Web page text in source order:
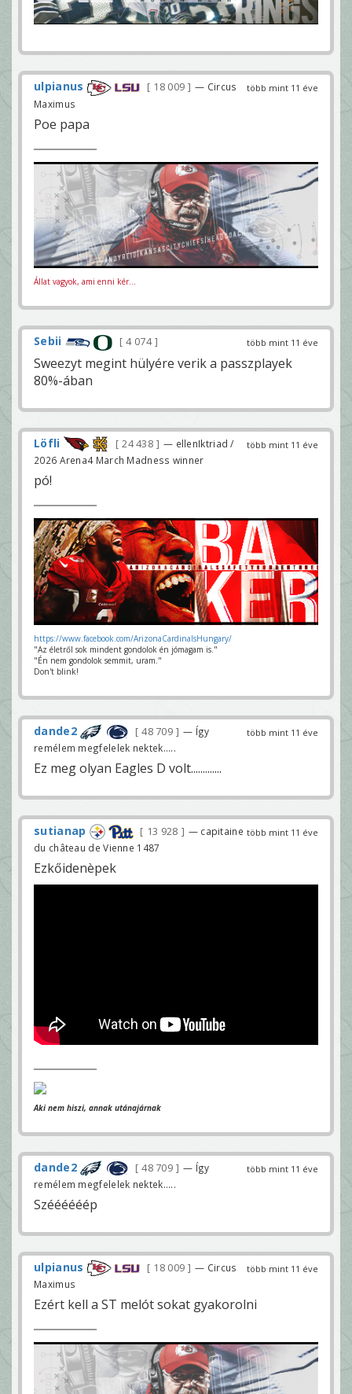
több mint 11 éve
ulpianus 18 009
— Circus
Maximus
Poe papa
Állat vagyok, ami enni kér...
több mint 11 éve
Sebii 4 074
Sweezyt megint hülyére verik a passzplayek
80%-ában
több mint 11 éve
Löfli 24 438
— ellenIktriad /
2026 Arena4 March Madness winner
pó!
https://www.facebook.com/ArizonaCardinalsHungary/
"Az életről sok mindent gondolok én jómagam is."
"Én nem gondolok semmit, uram."
Don't blink!
több mint 11 éve
dande2 48 709
— Így
remélem megfelelek nektek.....
Ez meg olyan Eagles D volt.............
több mint 11 éve
sutianap 13 928
— capitaine
du château de Vienne 1487
Ezkőidenèpek
Aki nem hiszi, annak utánajárnak
több mint 11 éve
dande2 48 709
— Így
remélem megfelelek nektek.....
Széééééép
több mint 11 éve
ulpianus 18 009
— Circus
Maximus
Ezért kell a ST melót sokat gyakorolni